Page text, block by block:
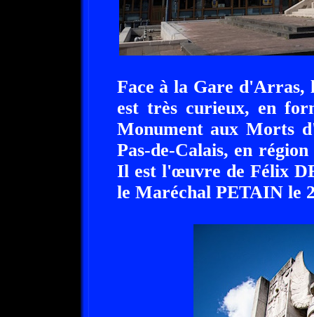
Face à la Gare
est très curieux, en
Monument aux Morts
Pas-de-Calais, en
Il est l'œuvre de Félix
le Maréchal PETAIN le